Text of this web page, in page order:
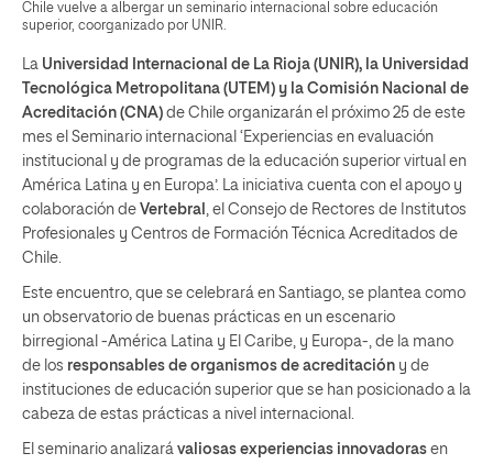
Chile vuelve a albergar un seminario internacional sobre educación
superior, coorganizado por UNIR.
La Universidad Internacional de La Rioja (UNIR), la Universidad
Tecnológica Metropolitana (UTEM) y la Comisión Nacional de
Acreditación (CNA) de Chile organizarán el próximo 25 de este
mes el Seminario internacional ‘Experiencias en evaluación
institucional y de programas de la educación superior virtual en
América Latina y en Europa’. La iniciativa cuenta con el apoyo y
colaboración de Vertebral
, el Consejo de Rectores de Institutos
Profesionales y Centros de Formación Técnica Acreditados de
Chile.
Este encuentro, que se celebrará en Santiago, se plantea como
un observatorio de buenas prácticas en un escenario
birregional -América Latina y El Caribe, y Europa-, de la mano
de los responsables de organismos de acreditación y de
instituciones de educación superior que se han posicionado a la
cabeza de estas prácticas a nivel internacional.
El seminario analizará valiosas experiencias innovadoras en